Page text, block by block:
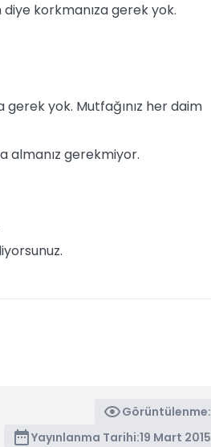
korkmanıza gerek yok.
gerek yok. Mutfağınız her daim
almanız gerekmiyor.
Görüntülenme:
Yayınlanma Tarihi:19 Mart 2015